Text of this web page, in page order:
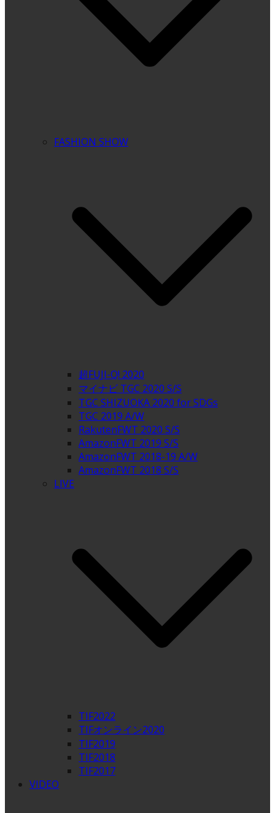
FASHION SHOW
超FUJI-Q! 2020
マイナビ TGC 2020 S/S
TGC SHIZUOKA 2020 for SDGs
TGC 2019 A/W
RakutenFWT 2020 S/S
AmazonFWT 2019 S/S
AmazonFWT 2018-19 A/W
AmazonFWT 2018 S/S
LIVE
TIF2022
TIFオンライン2020
TIF2019
TIF2018
TIF2017
VIDEO